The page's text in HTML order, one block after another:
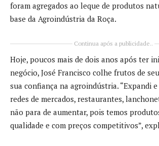
foram agregados ao leque de produtos
base da Agroindústria da Roça.
Continua após a publicidade..
Hoje, poucos mais de dois anos após ter
negócio, José Francisco colhe frutos de
sua confiança na agroindústria. “Expandi
redes de mercados, restaurantes,
não para de aumentar, pois temos
qualidade e com preços competitivos”,